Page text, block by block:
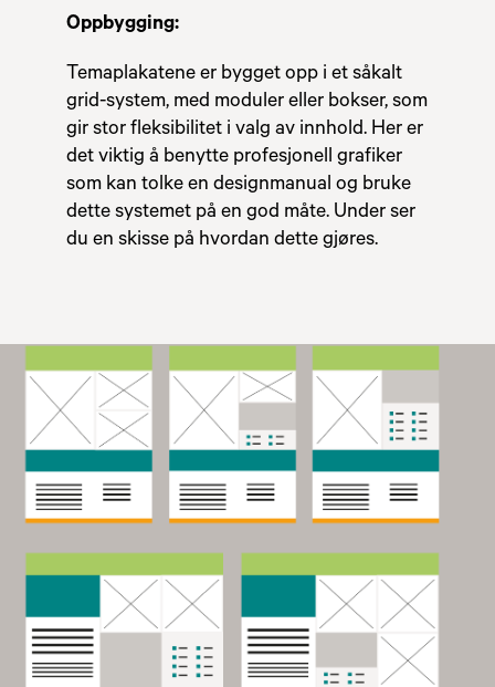
Oppbygging:
Temaplakatene er bygget opp i et såkalt
grid-system, med moduler eller bokser, som
gir stor fleksibilitet i valg av innhold. Her er
det viktig å benytte profesjonell grafiker
som kan tolke en designmanual og bruke
dette systemet på en god måte. Under ser
du en skisse på hvordan dette gjøres.